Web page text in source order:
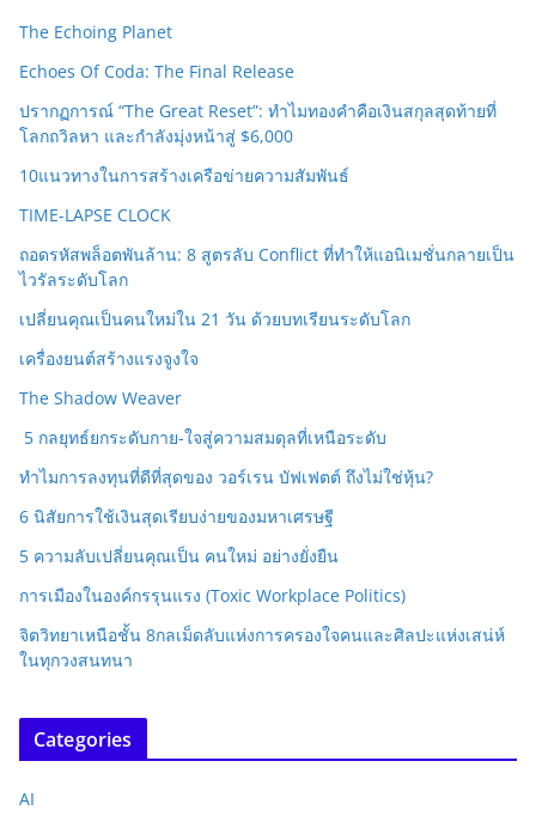
The Echoing Planet
Echoes Of Coda: The Final Release
ปรากฏการณ์ “The Great Reset”: ทำไมทองคำคือเงินสกุลสุดท้ายที่
โลกถวิลหา และกำลังมุ่งหน้าสู่ $6,000
10แนวทางในการสร้างเครือข่ายความสัมพันธ์
TIME-LAPSE CLOCK
ถอดรหัสพล็อตพันล้าน: 8 สูตรลับ Conflict ที่ทำให้แอนิเมชั่นกลายเป็น
ไวรัลระดับโลก
เปลี่ยนคุณเป็นคนใหม่ใน 21 วัน ด้วยบทเรียนระดับโลก
เครื่องยนต์สร้างแรงจูงใจ
The Shadow Weaver
5 กลยุทธ์ยกระดับกาย-ใจสู่ความสมดุลที่เหนือระดับ
ทำไมการลงทุนที่ดีที่สุดของ วอร์เรน บัฟเฟตต์ ถึงไม่ใช่หุ้น?
6 นิสัยการใช้เงินสุดเรียบง่ายของมหาเศรษฐี
5 ความลับเปลี่ยนคุณเป็น คนใหม่ อย่างยั่งยืน
การเมืองในองค์กรรุนแรง (Toxic Workplace Politics)
จิตวิทยาเหนือชั้น 8กลเม็ดลับแห่งการครองใจคนและศิลปะแห่งเสน่ห์
ในทุกวงสนทนา
Categories
AI